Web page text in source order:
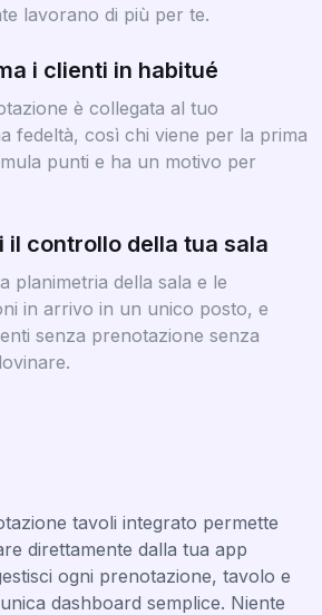
lavorano di più per te.
i clienti in habitué
è collegata al tuo
fedeltà, così chi viene per la prima
punti e ha un motivo per
il controllo della tua sala
planimetria della sala e le
in arrivo in un unico posto, e
senza prenotazione senza
tavoli integrato permette
direttamente dalla tua app
ogni prenotazione, tavolo e
dashboard semplice. Niente